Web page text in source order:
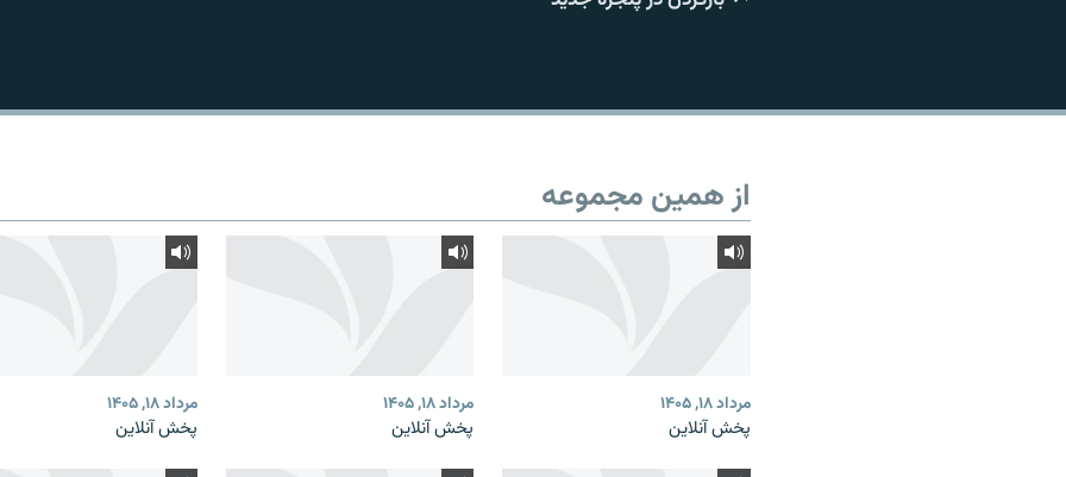
از همین مجموعه
مرداد ۱۸, ۱۴۰۵
پخش آنلاین
مرداد ۱۸, ۱۴۰۵
پخش آنلاین
مرداد ۱۸, ۱۴۰۵
پخش آنلاین